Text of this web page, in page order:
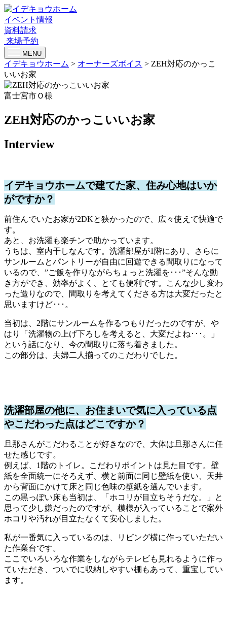
イベント情報
資料請求
来場予約
MENU
イデキョウホーム > オーナーズボイス > ZEH対応のかっこ
いいお家
富士宮市Ｏ様
ZEH対応のかっこいいお家
Interview
イデキョウホームで建てた家、住み心地はいか
がですか？
前住んでいたお家が2DKと狭かったので、広々使えて快適で
す。
あと、お洗濯も楽チンで助かっています。
うちは、室内干しなんです。洗濯部屋が1階にあり、さらに
サンルームとパントリーが自由に回遊できる間取りになって
いるので、”ご飯を作りながらちょっと洗濯を･･･”そんな動
き方ができ、効率がよく、とても便利です。こんな少し変わ
った造りなので、間取りを考えてくださる方は大変だったと
思いますけど･･･。
当初は、2階にサンルームを作るつもりだったのですが、や
はり「洗濯物の上げ下ろしを考えると、大変だよね･･･。」
という話になり、今の間取りに落ち着きました。
この部分は、夫婦二人揃ってのこだわりでした。
洗濯部屋の他に、お住まいで気に入っている点
やこだわった点はどこですか？
旦那さんがこだわることが好きなので、大体は旦那さんに任
せた感じです。
例えば、1階のトイレ。こだわりポイントは見た目です。壁
紙を全面統一にそろえず、横と前面に同じ壁紙を使い、天井
から背面にかけて床と同じ色味の壁紙を選んでいます。
この黒っぽい床も当初は、「ホコリが目立ちそうだな。」と
思って少し嫌だったのですが、模様が入っていることで案外
ホコリや汚れが目立たなくて安心しました。
私が一番気に入っているのは、リビング横に作っていただい
た作業台です。
ここでいろいろな作業をしながらテレビも見れるように作っ
ていただき、ついでに収納しやすい棚もあって、重宝してい
ます。